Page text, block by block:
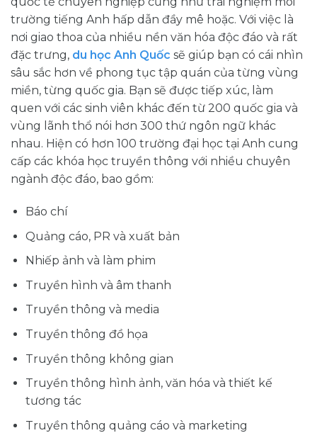
trường tiếng Anh hấp dẫn đầy mê hoặc. Với việc là
nơi giao thoa của nhiều nền văn hóa độc đáo và rất
đặc trưng, du học Anh Quốc sẽ giúp bạn có cái nhìn
sâu sắc hơn về phong tục tập quán của từng vùng
miền, từng quốc gia. Bạn sẽ được tiếp xúc, làm
quen với các sinh viên khác đến từ 200 quốc gia và
vùng lãnh thổ nói hơn 300 thứ ngôn ngữ khác
nhau. Hiện có hơn 100 trường đại học tại Anh cung
cấp các khóa học truyền thông với nhiều chuyên
ngành độc đáo, bao gồm:
Báo chí
Quảng cáo, PR và xuất bản
Nhiếp ảnh và làm phim
Truyền hình và âm thanh
Truyền thông và media
Truyền thông đồ họa
Truyền thông không gian
Truyền thông hình ảnh, văn hóa và thiết kế
tương tác
Truyền thông quảng cáo và marketing